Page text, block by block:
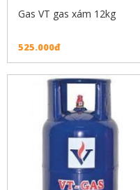
Gas VT gas xám 12kg
525.000đ